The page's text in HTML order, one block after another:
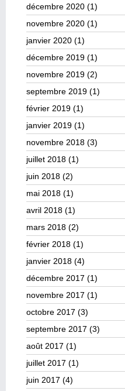
décembre 2020 (1)
novembre 2020 (1)
janvier 2020 (1)
décembre 2019 (1)
novembre 2019 (2)
septembre 2019 (1)
février 2019 (1)
janvier 2019 (1)
novembre 2018 (3)
juillet 2018 (1)
juin 2018 (2)
mai 2018 (1)
avril 2018 (1)
mars 2018 (2)
février 2018 (1)
janvier 2018 (4)
décembre 2017 (1)
novembre 2017 (1)
octobre 2017 (3)
septembre 2017 (3)
août 2017 (1)
juillet 2017 (1)
juin 2017 (4)